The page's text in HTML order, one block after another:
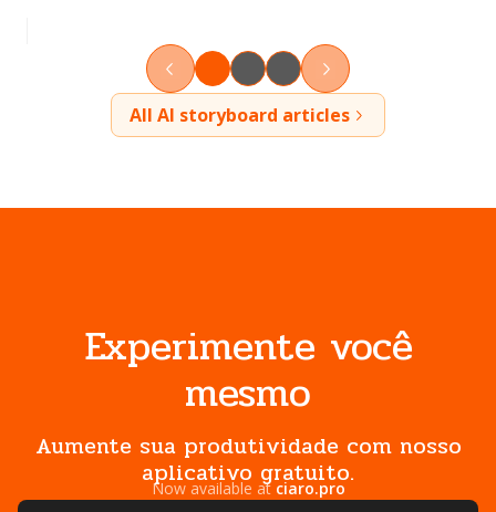
All AI storyboard articles
Experimente você
mesmo
Aumente sua produtividade com nosso
aplicativo gratuito.
Now available at ciaro.pro